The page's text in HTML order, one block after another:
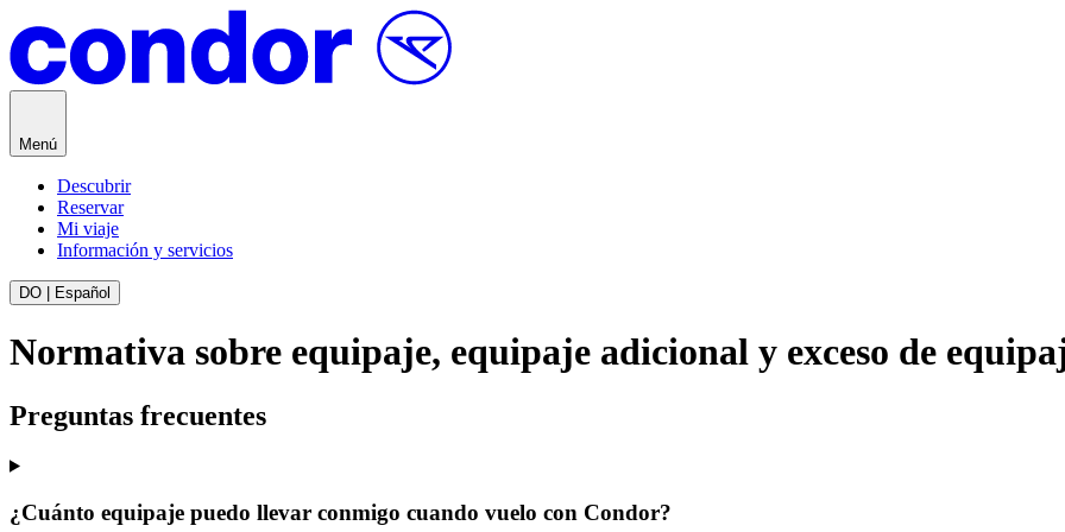
Menú
Descubrir
Reservar
Mi viaje
Información y servicios
DO | Español
Normativa sobre equipaje, equipaje adicional y exceso de
Preguntas frecuentes
¿Cuánto equipaje puedo llevar conmigo cuando vuelo con Condor?